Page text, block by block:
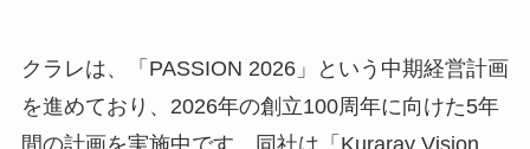
クラレは、「PASSION 2026」という中期経営計画
を進めており、2026年の創立100周年に向けた5年
間の計画を実施中です。同社は「Kuraray Vision